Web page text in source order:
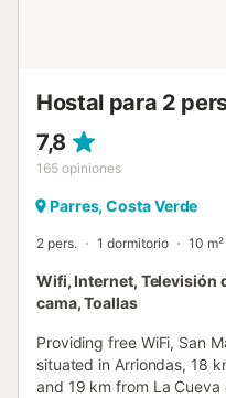
Hostal para 2
7,8
165 opiniones
Parres, Costa Verde
2 pers. 1 dormitorio 10 m²
Wifi, Internet, Televisión
cama, Toallas
Providing free WiFi, San
situated in Arriondas, 18
and 19 km from La Cueva